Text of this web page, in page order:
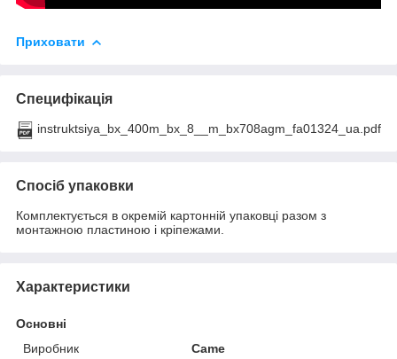
Приховати
Специфікація
instruktsiya_bx_400m_bx_8__m_bx708agm_fa01324_ua.pdf
Спосіб упаковки
Комплектується в окремій картонній упаковці разом з
монтажною пластиною і кріпежами.
Характеристики
Основні
Виробник
Came